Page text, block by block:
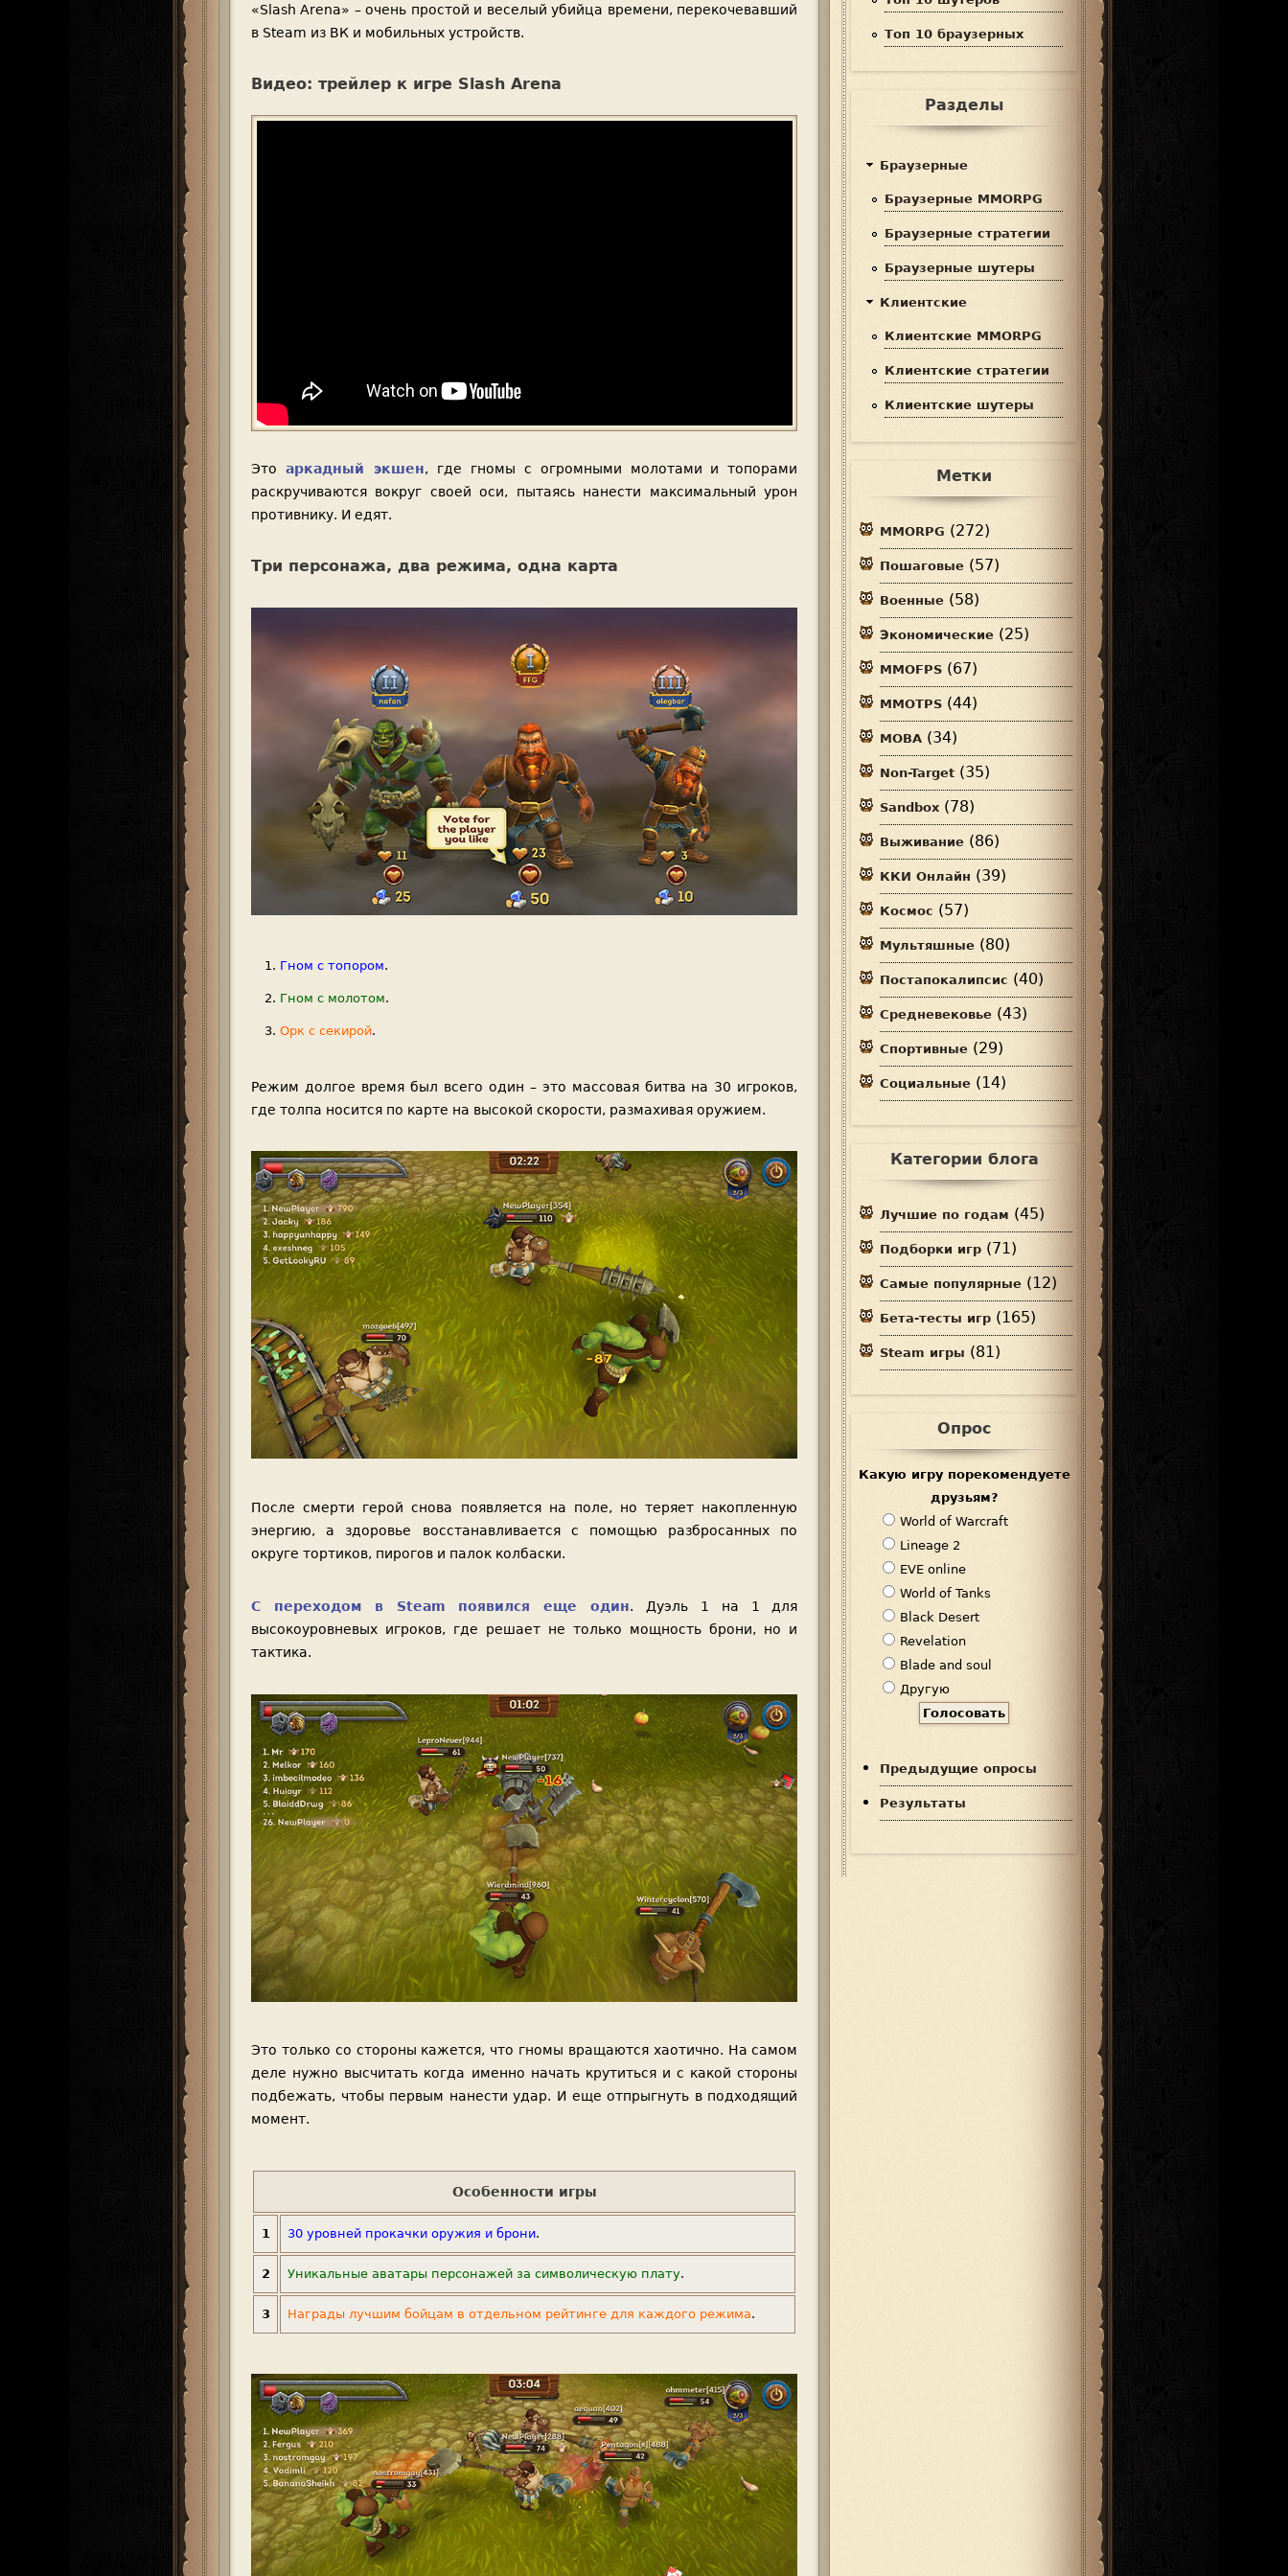
«Slash Arena» – очень простой и веселый убийца времени, перекочевавший
в Steam из ВК и мобильных устройств.
Видео: трейлер к игре Slash Arena
Это аркадный экшен, где гномы с огромными молотами и топорами
раскручиваются вокруг своей оси, пытаясь нанести максимальный урон
противнику. И едят.
Три персонажа, два режима, одна карта
Гном с топором.
Гном с молотом.
Орк с секирой.
Режим долгое время был всего один – это массовая битва на 30 игроков,
где толпа носится по карте на высокой скорости, размахивая оружием.
После смерти герой снова появляется на поле, но теряет накопленную
энергию, а здоровье восстанавливается с помощью разбросанных по
округе тортиков, пирогов и палок колбаски.
С переходом в Steam появился еще один. Дуэль 1 на 1 для
высокоуровневых игроков, где решает не только мощность брони, но и
тактика.
Это только со стороны кажется, что гномы вращаются хаотично. На самом
деле нужно высчитать когда именно начать крутиться и с какой стороны
подбежать, чтобы первым нанести удар. И еще отпрыгнуть в подходящий
момент.
Особенности игры
1 30 уровней прокачки оружия и брони.
2 Уникальные аватары персонажей за символическую плату.
3 Награды лучшим бойцам в отдельном рейтинге для каждого режима.
Топ 10 браузерных
Разделы
Браузерные
Браузерные MMORPG
Браузерные стратегии
Браузерные шутеры
Клиентские
Клиентские MMORPG
Клиентские стратегии
Клиентские шутеры
Метки
MMORPG (272)
Пошаговые (57)
Военные (58)
Экономические (25)
MMOFPS (67)
MMOTPS (44)
MOBA (34)
Non-Target (35)
Sandbox (78)
Выживание (86)
ККИ Онлайн (39)
Космос (57)
Мультяшные (80)
Постапокалипсис (40)
Средневековье (43)
Спортивные (29)
Социальные (14)
Категории блога
Лучшие по годам (45)
Подборки игр (71)
Самые популярные (12)
Бета-тесты игр (165)
Steam игры (81)
Опрос
Какую игру порекомендуете
друзьям?
В
а
р
и
а
н
т
ы
World of Warcraft
Lineage 2
EVE online
World of Tanks
Black Desert
Revelation
Blade and soul
Другую
Предыдущие опросы
Результаты